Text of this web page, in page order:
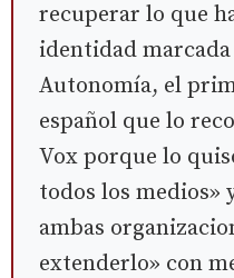
recuperar lo que
identidad
Autonomía, el
español que lo
Vox porque lo
todos los medios»
ambas
extenderlo» con